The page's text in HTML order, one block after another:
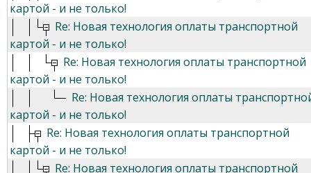
картой - и не только!
Re: Новая технология оплаты транспортной
картой - и не только!
Re: Новая технология оплаты транспортной
картой - и не только!
Re: Новая технология оплаты
картой - и не только!
Re: Новая технология оплаты транспортной
картой - и не только!
Re: Новая технология оплаты транспортной